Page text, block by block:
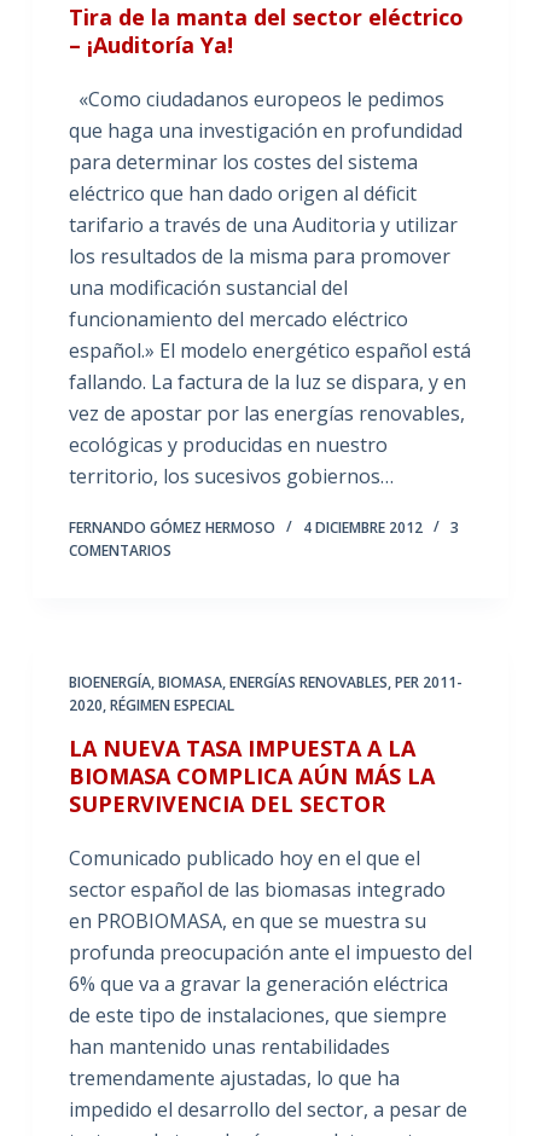
Tira de la manta del sector eléctrico
– ¡Auditoría Ya!
«Como ciudadanos europeos le pedimos
que haga una investigación en profundidad
para determinar los costes del sistema
eléctrico que han dado origen al déficit
tarifario a través de una Auditoria y utilizar
los resultados de la misma para promover
una modificación sustancial del
funcionamiento del mercado eléctrico
español.» El modelo energético español está
fallando. La factura de la luz se dispara, y en
vez de apostar por las energías renovables,
ecológicas y producidas en nuestro
territorio, los sucesivos gobiernos…
FERNANDO GÓMEZ HERMOSO 4 DICIEMBRE 2012
3
COMENTARIOS
BIOENERGÍA,BIOMASA,ENERGÍAS RENOVABLES,PER 2011-
2020,RÉGIMEN ESPECIAL
LA NUEVA TASA IMPUESTA A LA
BIOMASA COMPLICA AÚN MÁS LA
SUPERVIVENCIA DEL SECTOR
Comunicado publicado hoy en el que el
sector español de las biomasas integrado
en PROBIOMASA, en que se muestra su
profunda preocupación ante el impuesto del
6% que va a gravar la generación eléctrica
de este tipo de instalaciones, que siempre
han mantenido unas rentabilidades
tremendamente ajustadas, lo que ha
impedido el desarrollo del sector, a pesar de